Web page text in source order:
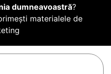
dumneavoastră?
materialele de